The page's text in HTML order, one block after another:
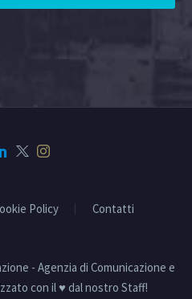
Policy Contatti
- Agenzia di Comunicazione e
con il ♥ dal nostro Staff!